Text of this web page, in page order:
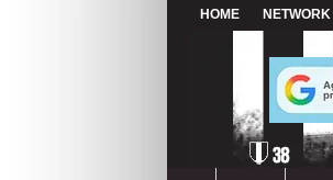
HOME NETWORK